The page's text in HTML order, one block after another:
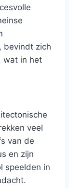
bevindt zich
wat in het
veel
van de
en zijn
speelden in